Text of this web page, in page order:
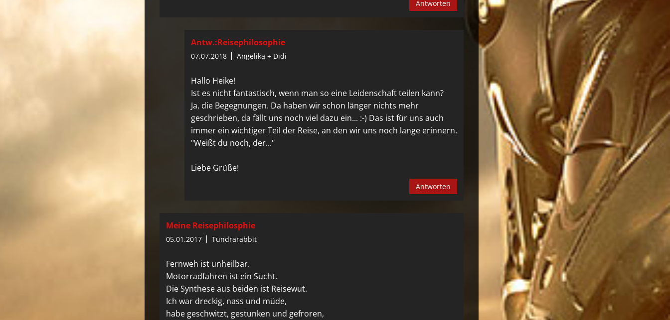
Antworten
Antw.:Reisephilosophie
07.07.2018 Angelika + Didi
Hallo Heike!
Ist es nicht fantastisch, wenn man so eine Leidenschaft teilen kann?
Ja, die Begegnungen. Da haben wir schon länger nichts mehr
geschrieben, da fällt uns noch viel dazu ein... :-) Das ist für uns auch
immer ein wichtiger Teil der Reise, an den wir uns noch lange erinnern.
"Weißt du noch, der..."
Liebe Grüße!
Antworten
Meine Reisephilosphie
05.01.2017 Tundrarabbit
Fernweh ist unheilbar.
Motorradfahren ist ein Sucht.
Die Synthese aus beiden ist Reisewut.
Ich war dreckig, nass und müde,
habe geschwitzt, gestunken und gefroren,